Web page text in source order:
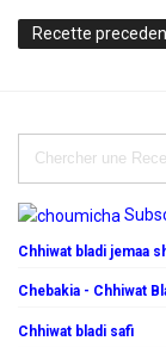
Recette
Chhiwat bladi jemaa
Chebakia - Chhiwat
Chhiwat bladi safi